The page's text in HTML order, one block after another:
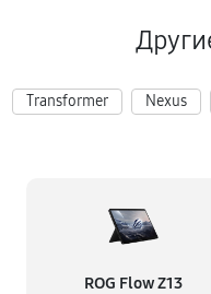
Transformer Nexus
ROG Flow Z13